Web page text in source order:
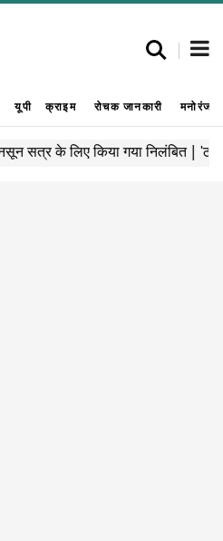
यूपी क्राइम रोचक जानकारी मनोरंजन